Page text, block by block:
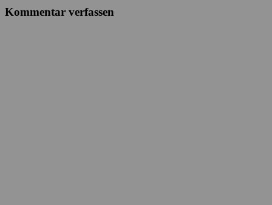
Kommentar verfassen